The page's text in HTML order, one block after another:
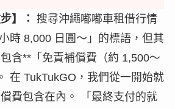
】： 搜尋沖繩嘟嘟車租借行情
時 8,000 日圓～」的標語，但其
含**「免責補償費（約 1,500～
在 TukTukGO，我們從一開始就
費包含在內。 「最終支付的就